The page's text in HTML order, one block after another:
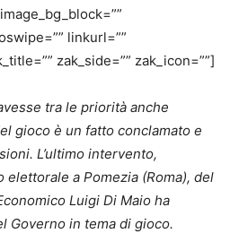
linkurl=””
zak_side=”” zak_icon=””]
tra le priorità anche
gioco è un fatto conclamato e
L’ultimo intervento,
a Pomezia (Roma), del
Luigi Di Maio ha
Governo in tema di gioco.